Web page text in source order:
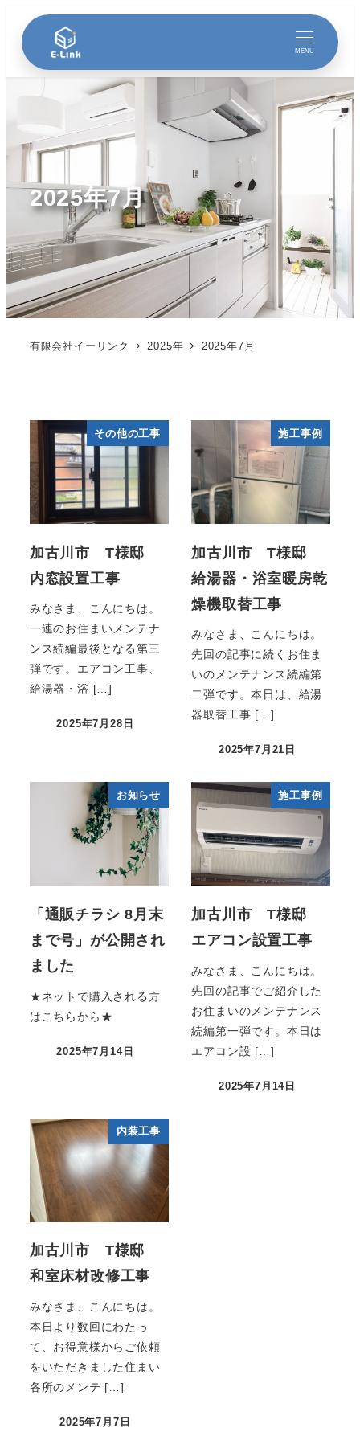
MENU
2025年7月
有限会社イーリンク 2025年 2025年7月
その他の工事
加古川市 T様邸
内窓設置工事
みなさま、こんにちは。
一連のお住まいメンテナ
ンス続編最後となる第三
弾です。エアコン工事、
給湯器・浴 […]
2025年7月28日
施工事例
加古川市 T様邸
給湯器・浴室暖房乾
燥機取替工事
みなさま、こんにちは。
先回の記事に続くお住ま
いのメンテナンス続編第
二弾です。本日は、給湯
器取替工事 […]
2025年7月21日
お知らせ
「通販チラシ 8月末
まで号」が公開され
ました
★ネットで購入される方
はこちらから★
2025年7月14日
施工事例
加古川市 T様邸
エアコン設置工事
みなさま、こんにちは。
先回の記事でご紹介した
お住まいのメンテナンス
続編第一弾です。本日は
エアコン設 […]
2025年7月14日
内装工事
加古川市 T様邸
和室床材改修工事
みなさま、こんにちは。
本日より数回にわたっ
て、お得意様からご依頼
をいただきました住まい
各所のメンテ […]
2025年7月7日